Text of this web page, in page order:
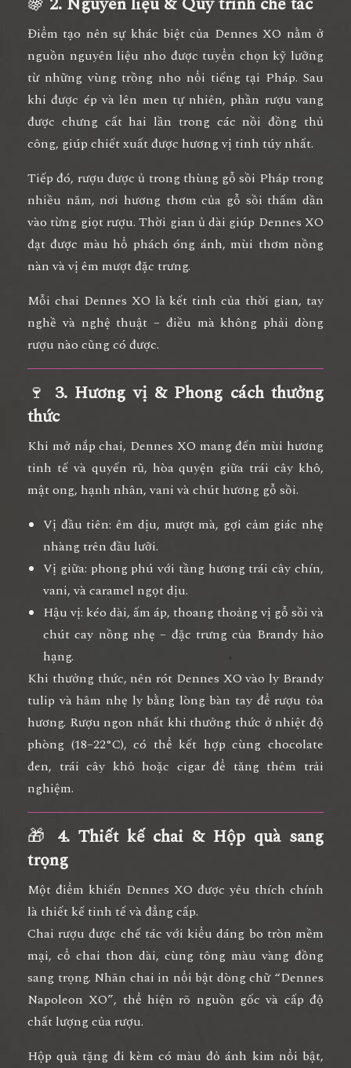
Điểm tạo nên sự khác biệt của Dennes XO nằm ở
nguồn nguyên liệu nho được tuyển chọn kỹ lưỡng
từ những vùng trồng nho nổi tiếng tại Pháp. Sau
khi được ép và lên men tự nhiên, phần rượu vang
được chưng cất hai lần trong các nồi đồng thủ
công, giúp chiết xuất được hương vị tinh túy nhất.
Tiếp đó, rượu được ủ trong thùng gỗ sồi Pháp trong
nhiều năm, nơi hương thơm của gỗ sồi thấm dần
vào từng giọt rượu. Thời gian ủ dài giúp Dennes XO
đạt được màu hổ phách óng ánh, mùi thơm nồng
nàn và vị êm mượt đặc trưng.
Mỗi chai Dennes XO là kết tinh của thời gian, tay
nghề và nghệ thuật – điều mà không phải dòng
rượu nào cũng có được.
🍷 3. Hương vị & Phong cách thưởng
thức
Khi mở nắp chai, Dennes XO mang đến mùi hương
tinh tế và quyến rũ, hòa quyện giữa trái cây khô,
mật ong, hạnh nhân, vani và chút hương gỗ sồi.
Vị đầu tiên: êm dịu, mượt mà, gợi cảm giác nhẹ
nhàng trên đầu lưỡi.
Vị giữa: phong phú với tầng hương trái cây chín,
vani, và caramel ngọt dịu.
Hậu vị: kéo dài, ấm áp, thoang thoảng vị gỗ sồi và
chút cay nồng nhẹ – đặc trưng của Brandy hảo
hạng.
Khi thưởng thức, nên rót Dennes XO vào ly Brandy
tulip và hâm nhẹ ly bằng lòng bàn tay để rượu tỏa
hương. Rượu ngon nhất khi thưởng thức ở nhiệt độ
phòng (18–22°C), có thể kết hợp cùng chocolate
đen, trái cây khô hoặc cigar để tăng thêm trải
nghiệm.
🎁 4. Thiết kế chai & Hộp quà sang
trọng
Một điểm khiến Dennes XO được yêu thích chính
là thiết kế tinh tế và đẳng cấp.
Chai rượu được chế tác với kiểu dáng bo tròn mềm
mại, cổ chai thon dài, cùng tông màu vàng đồng
sang trọng. Nhãn chai in nổi bật dòng chữ “Dennes
Napoleon XO”, thể hiện rõ nguồn gốc và cấp độ
chất lượng của rượu.
Hộp quà tặng đi kèm có màuđỏ ánh kim nổi bật,